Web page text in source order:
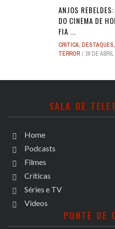
ANJOS
DO CINEMA DE
FIA ...
CRÍTICA, DESTAQUES,
TERROR
28 DE
SALA DE
Home
Podcasts
Filmes
Críticas
Séries e TV
Videos
PONTE DE